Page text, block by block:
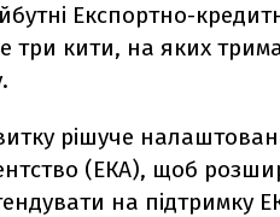
Експортно-
три кити, на яких
рішуче
(ЕКА), щоб
на підтримку